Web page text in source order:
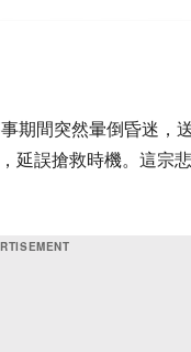
期間突然暈倒昏迷，
延誤搶救時機。這宗